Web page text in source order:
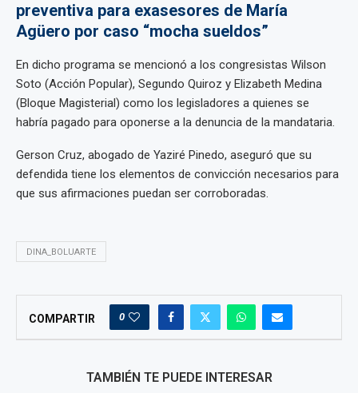
preventiva para exasesores de María
Agüero por caso “mocha sueldos”
En dicho programa se mencionó a los congresistas Wilson
Soto (Acción Popular), Segundo Quiroz y Elizabeth Medina
(Bloque Magisterial) como los legisladores a quienes se
habría pagado para oponerse a la denuncia de la mandataria.
Gerson Cruz, abogado de Yaziré Pinedo, aseguró que su
defendida tiene los elementos de convicción necesarios para
que sus afirmaciones puedan ser corroboradas.
DINA_BOLUARTE
COMPARTIR 0
TAMBIÉN TE PUEDE INTERESAR